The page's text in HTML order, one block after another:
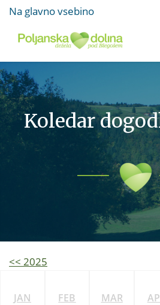
Na glavno vsebino
Koledar
<< 2025
JAN FEB MAR